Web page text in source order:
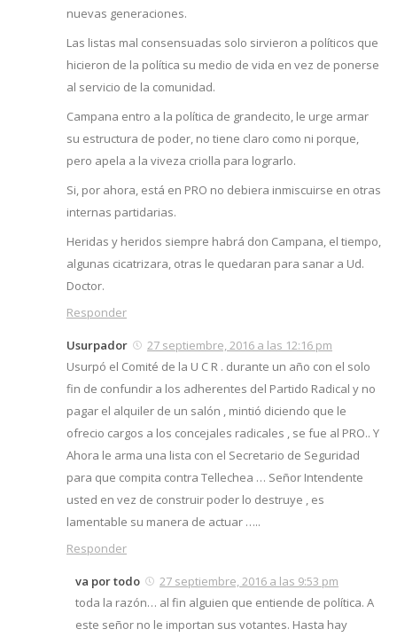
nuevas generaciones.
Las listas mal consensuadas solo sirvieron a políticos que
hicieron de la política su medio de vida en vez de ponerse
al servicio de la comunidad.
Campana entro a la política de grandecito, le urge armar
su estructura de poder, no tiene claro como ni porque,
pero apela a la viveza criolla para lograrlo.
Si, por ahora, está en PRO no debiera inmiscuirse en otras
internas partidarias.
Heridas y heridos siempre habrá don Campana, el tiempo,
algunas cicatrizara, otras le quedaran para sanar a Ud.
Doctor.
Responder
Usurpador
27 septiembre, 2016 a las 12:16 pm
Usurpó el Comité de la U C R . durante un año con el solo
fin de confundir a los adherentes del Partido Radical y no
pagar el alquiler de un salón , mintió diciendo que le
ofrecio cargos a los concejales radicales , se fue al PRO.. Y
Ahora le arma una lista con el Secretario de Seguridad
para que compita contra Tellechea … Señor Intendente
usted en vez de construir poder lo destruye , es
lamentable su manera de actuar …..
Responder
va por todo
27 septiembre, 2016 a las 9:53 pm
toda la razón… al fin alguien que entiende de política. A
este señor no le importan sus votantes. Hasta hay